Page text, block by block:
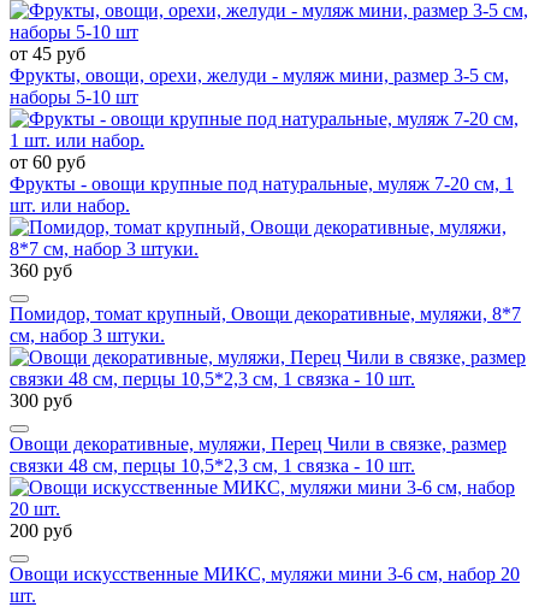
от 45 руб
Фрукты, овощи, орехи, желуди - муляж мини, размер 3-5 см,
наборы 5-10 шт
от 60 руб
Фрукты - овощи крупные под натуральные, муляж 7-20 см, 1
шт. или набор.
360 руб
Помидор, томат крупный, Овощи декоративные, муляжи, 8*7
см, набор 3 штуки.
300 руб
Овощи декоративные, муляжи, Перец Чили в связке, размер
связки 48 см, перцы 10,5*2,3 см, 1 связка - 10 шт.
200 руб
Овощи искусственные МИКС, муляжи мини 3-6 см, набор 20
шт.